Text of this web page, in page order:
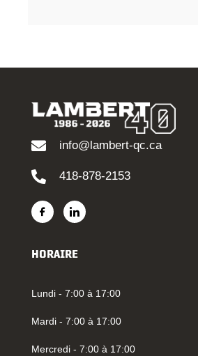
info@lambert-qc.ca
418-878-2153
HORAIRE
Lundi - 7:00 à 17:00
Mardi - 7:00 à 17:00
Mercredi - 7:00 à 17:00